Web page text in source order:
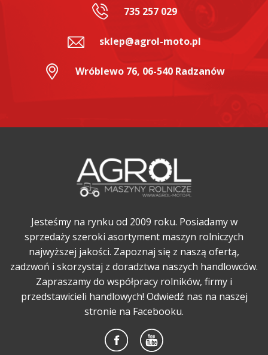
735 257 029
sklep@agrol-moto.pl
Wróblewo 76, 06-540 Radzanów
Jesteśmy na rynku od 2009 roku. Posiadamy w
sprzedaży szeroki asortyment maszyn rolniczych
najwyższej jakości. Zapoznaj się z naszą ofertą,
zadzwoń i skorzystaj z doradztwa naszych handlowców.
Zapraszamy do współpracy rolników, firmy i
przedstawicieli handlowych! Odwiedź nas na naszej
stronie na Facebooku.